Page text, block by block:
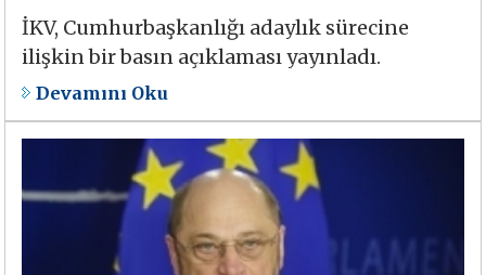
İKV, Cumhurbaşkanlığı adaylık sürecine
ilişkin bir basın açıklaması yayınladı.
Devamını Oku